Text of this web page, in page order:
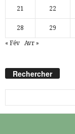
21 22
28 29
« Fév Avr »
Rechercher